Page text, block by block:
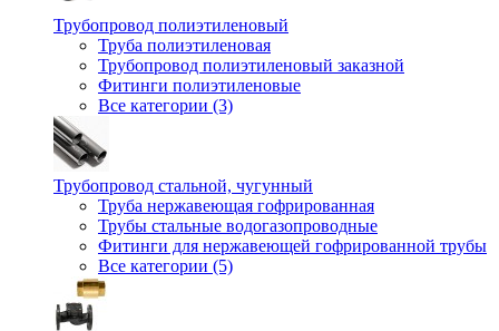
Трубопровод полиэтиленовый
Труба полиэтиленовая
Трубопровод полиэтиленовый заказной
Фитинги полиэтиленовые
Все категории (3)
Трубопровод стальной, чугунный
Труба нержавеющая гофрированная
Трубы стальные водогазопроводные
Фитинги для нержавеющей гофрированной трубы
Все категории (5)